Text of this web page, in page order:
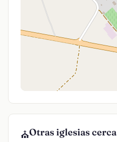
⛪Otras iglesias cerca